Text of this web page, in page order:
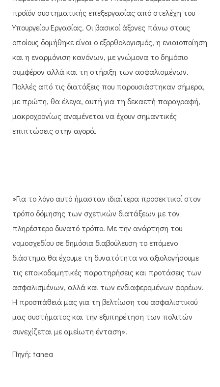
προϊόν συστηματικής επεξεργασίας από στελέχη του
Υπουργείου Εργασίας. Οι βασικοί άξονες πάνω στους
οποίους δομήθηκε είναι ο εξορθολογισμός, η ενιαιοποίηση
και η εναρμόνιση κανόνων, με γνώμονα το δημόσιο
συμφέρον αλλά και τη στήριξη των ασφαλισμένων.
Πολλές από τις διατάξεις που παρουσιάστηκαν σήμερα,
με πρώτη, θα έλεγα, αυτή για τη δεκαετή παραγραφή,
μακροχρονίως αναμένεται να έχουν σημαντικές
επιπτώσεις στην αγορά.
»Για το λόγο αυτό ήμασταν ιδιαίτερα προσεκτικοί στον
τρόπο δόμησης των σχετικών διατάξεων με τον
πληρέστερο δυνατό τρόπο. Με την ανάρτηση του
νομοσχεδίου σε δημόσια διαβούλευση το επόμενο
διάστημα θα έχουμε τη δυνατότητα να αξιολογήσουμε
τις εποικοδομητικές παρατηρήσεις και προτάσεις των
ασφαλισμένων, αλλά και των ενδιαφερομένων φορέων.
Η προσπάθειά μας για τη βελτίωση του ασφαλιστικού
μας συστήματος και την εξυπηρέτηση των πολιτών
συνεχίζεται με αμείωτη ένταση».
Πηγή: tanea